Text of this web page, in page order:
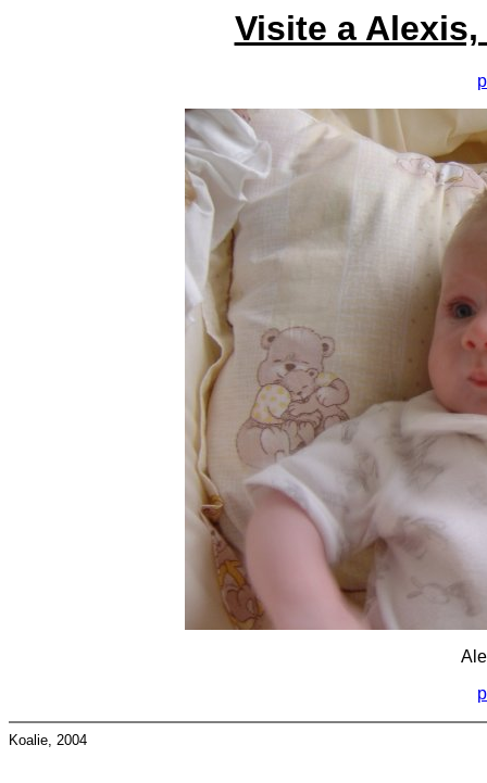
Visite a Alexis,
Koalie, 2004